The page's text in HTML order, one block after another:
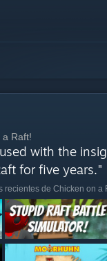
a Raft!
with the
for five years."
recientes de Chicken on a